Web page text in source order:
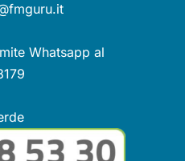
Whatsapp al